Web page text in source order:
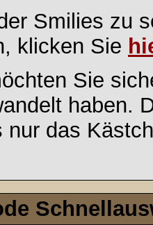
Smilies zu
klicken Sie
Sie
haben.
nur das